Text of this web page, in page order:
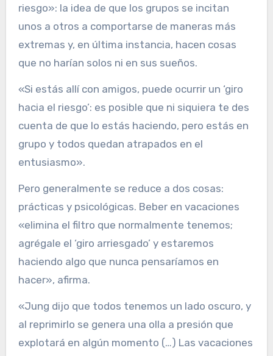
riesgo»: la idea de que los grupos se incitan
unos a otros a comportarse de maneras más
extremas y, en última instancia, hacen cosas
que no harían solos ni en sus sueños.
«Si estás allí con amigos, puede ocurrir un ‘giro
hacia el riesgo’: es posible que ni siquiera te des
cuenta de que lo estás haciendo, pero estás en
grupo y todos quedan atrapados en el
entusiasmo».
Pero generalmente se reduce a dos cosas:
prácticas y psicológicas. Beber en vacaciones
«elimina el filtro que normalmente tenemos;
agrégale el ‘giro arriesgado’ y estaremos
haciendo algo que nunca pensaríamos en
hacer», afirma.
«Jung dijo que todos tenemos un lado oscuro, y
al reprimirlo se genera una olla a presión que
explotará en algún momento (…) Las vacaciones